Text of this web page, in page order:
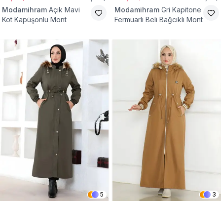
Modamihram Açık Mavi
Kot Kapüşonlu Mont
Modamihram Gri Kapitone
Fermuarlı Beli Bağcıklı Mont
5 3